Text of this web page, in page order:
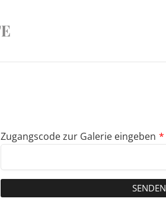
Zugangscode zur Galerie eingeben *
SENDEN